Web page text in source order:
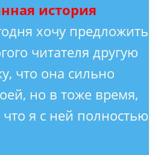
история
хочу предложить
читателя другую
что она сильно
но в тоже время,
что я с ней полностью